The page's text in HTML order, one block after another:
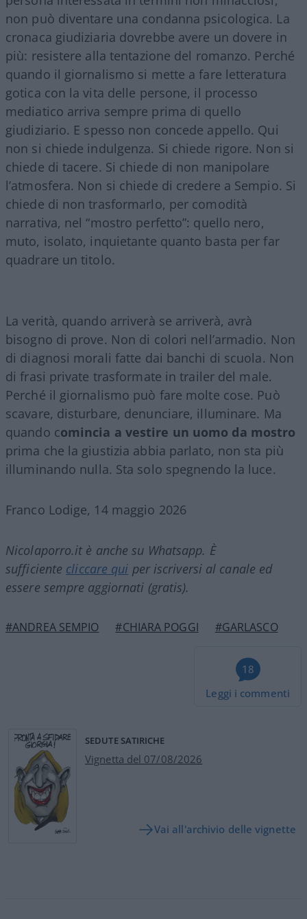
non può diventare una condanna psicologica. La
cronaca giudiziaria dovrebbe avere un dovere in
più: resistere alla tentazione del romanzo. Perché
quando il giornalismo si mette a fare letteratura
gotica con la vita delle persone, il processo
mediatico arriva sempre prima di quello
giudiziario. E spesso non concede appello. Qui
non si chiede indulgenza. Si chiede rigore. Non si
chiede di tacere. Si chiede di non manipolare
l’atmosfera. Non si chiede di credere a Sempio. Si
chiede di non trasformarlo, per comodità
narrativa, nel “mostro perfetto”: quello nero,
muto, isolato, inquietante quanto basta per far
quadrare un titolo.
La verità, quando arriverà se arriverà, avrà
bisogno di prove. Non di colori nell’armadio. Non
di diagnosi morali fatte dai banchi di scuola. Non
di frasi private trasformate in trailer del male.
Perché il giornalismo può fare molte cose. Può
scavare, disturbare, denunciare, illuminare. Ma
quando comincia a vestire un uomo da mostro
prima che la giustizia abbia parlato, non sta più
illuminando nulla. Sta solo spegnendo la luce.
Franco Lodige, 14 maggio 2026
Nicolaporro.it è anche su Whatsapp. È
sufficiente cliccare qui per iscriversi al canale ed
essere sempre aggiornati (gratis).
#ANDREA SEMPIO #CHIARA POGGI #GARLASCO
18
Leggi i commenti
SEDUTE SATIRICHE
Vignetta del 07/08/2026
Vai all'archivio delle vignette